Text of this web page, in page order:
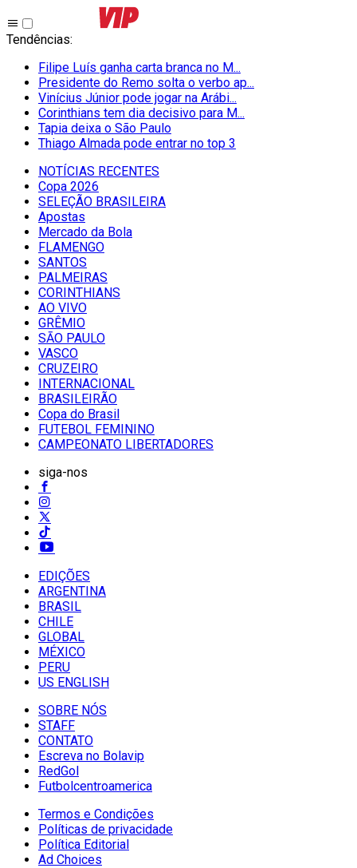
Tendências:
Filipe Luís ganha carta branca no M...
Presidente do Remo solta o verbo ap...
Vinícius Júnior pode jogar na Arábi...
Corinthians tem dia decisivo para M...
Tapia deixa o São Paulo
Thiago Almada pode entrar no top 3
NOTÍCIAS RECENTES
Copa 2026
SELEÇÃO BRASILEIRA
Apostas
Mercado da Bola
FLAMENGO
SANTOS
PALMEIRAS
CORINTHIANS
AO VIVO
GRÊMIO
SĀO PAULO
VASCO
CRUZEIRO
INTERNACIONAL
BRASILEIRÃO
Copa do Brasil
FUTEBOL FEMININO
CAMPEONATO LIBERTADORES
siga-nos
EDIÇÕES
ARGENTINA
BRASIL
CHILE
GLOBAL
MÉXICO
PERU
US ENGLISH
SOBRE NÓS
STAFF
CONTATO
Escreva no Bolavip
RedGol
Futbolcentroamerica
Termos e Condições
Políticas de privacidade
Política Editorial
Ad Choices